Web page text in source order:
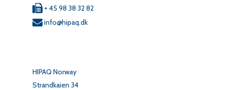
+ 45 98 38 32 82
info@hipaq.dk
HIPAQ Norway
Strandkaien 34